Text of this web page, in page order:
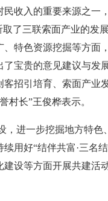
入的重要来源之一，
了三联索面产业的发
特色资源挖掘等方面
宝贵的意见建议与发
招引培育、索面产业
村长”王俊桦表示。
一步挖掘地方特色
用好“结伴共富·三名
设等方面开展共建活